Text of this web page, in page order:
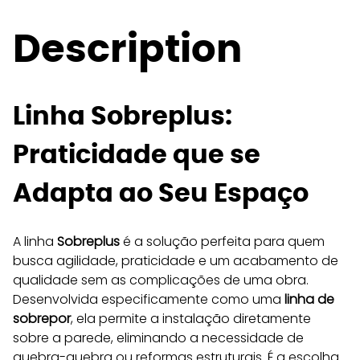
Description
Linha Sobreplus:
Praticidade que se
Adapta ao Seu Espaço
A linha Sobreplus é a solução perfeita para quem
busca agilidade, praticidade e um acabamento de
qualidade sem as complicações de uma obra.
Desenvolvida especificamente como uma linha de
sobrepor, ela permite a instalação diretamente
sobre a parede, eliminando a necessidade de